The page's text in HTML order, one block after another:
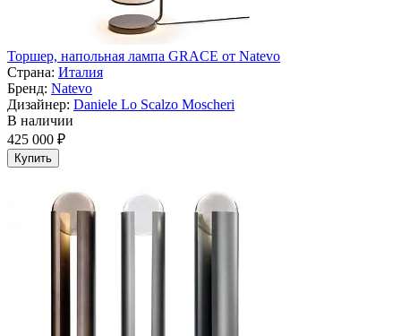
Торшер, напольная лампа GRACE от Natevo
Страна: Италия
Бренд: Natevo
Дизайнер: Daniele Lo Scalzo Moscheri
В наличии
425 000 ₽
Купить